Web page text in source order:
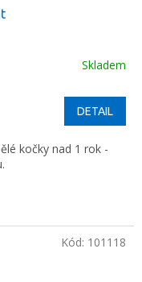
Skladem
DETAIL
kočky nad 1 rok -
Kód: 101118